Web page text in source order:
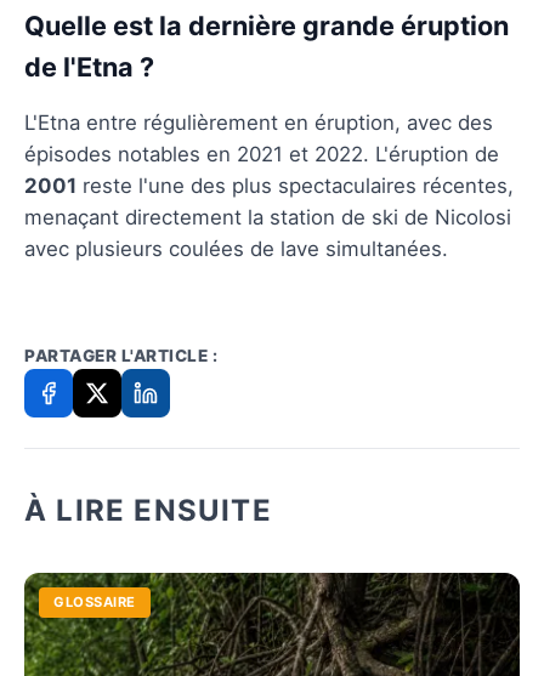
Quelle est la dernière grande éruption
de l'Etna ?
L'Etna entre régulièrement en éruption, avec des
épisodes notables en 2021 et 2022. L'éruption de
2001 reste l'une des plus spectaculaires récentes,
menaçant directement la station de ski de Nicolosi
avec plusieurs coulées de lave simultanées.
PARTAGER L'ARTICLE :
À LIRE ENSUITE
GLOSSAIRE